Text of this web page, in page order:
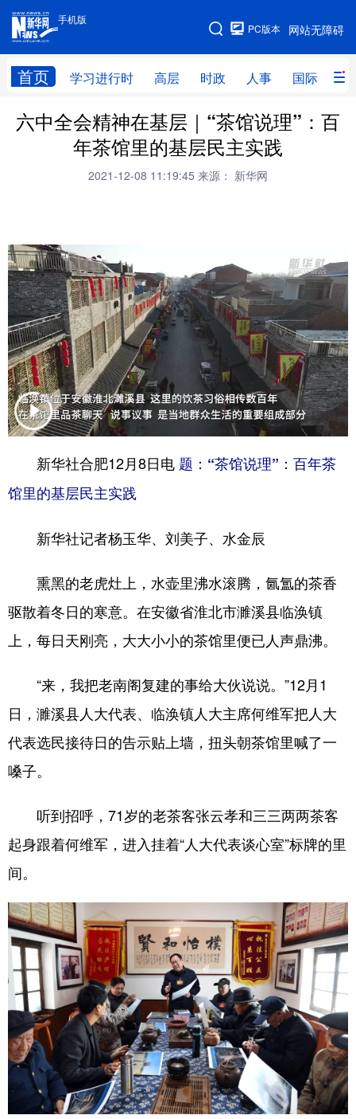
手机版
网站无障碍
PC版本
首页 学习进行时 高层 时政 人事 国际 财
手机版
网站地图
学习进行时 高层 时政 人事
财经 网评
全球连线
文化
访谈 视频 图片 政务
法律 中央文件 金融 汽车
食品 人居 信息化 数字经济
学术中国 乡村振兴 银龄 溯源中国
城市 旅游 能源 会展
彩票 娱乐 时尚 悦读
公益 一带一路
地方频道
北京 天津 河北 山西
辽宁 吉林 上海 江苏
浙江 安徽 福建 江西
山东 河南 湖北 湖南
广东 广西 海南 重庆
陕西 甘肃 青海 宁夏
新疆 内蒙古 黑龙江
多语种频道
English Español Français عربى
Русский язык 日本語 한국어
Deutsch Português
六中全会精神在基层｜“茶馆说理”：百
年茶馆里的基层民主实践
2021-12-08 11:19:45 来源： 新华网
新华社合肥12月8日电 题：“茶馆说理”：百年茶
馆里的基层民主实践
新华社记者杨玉华、刘美子、水金辰
熏黑的老虎灶上，水壶里沸水滚腾，氤氲的茶香
驱散着冬日的寒意。在安徽省淮北市濉溪县临涣镇
上，每日天刚亮，大大小小的茶馆里便已人声鼎沸。
“来，我把老南阁复建的事给大伙说说。”12月1
日，濉溪县人大代表、临涣镇人大主席何维军把人大
代表选民接待日的告示贴上墙，扭头朝茶馆里喊了一
嗓子。
听到招呼，71岁的老茶客张云孝和三三两两茶客
起身跟着何维军，进入挂着“人大代表谈心室”标牌的里
间。